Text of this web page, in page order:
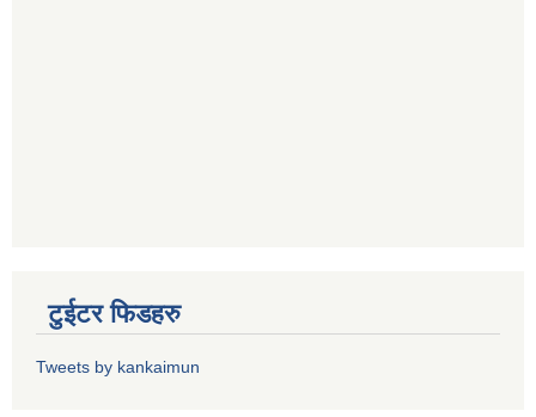
टुईटर फिडहरु
Tweets by kankaimun